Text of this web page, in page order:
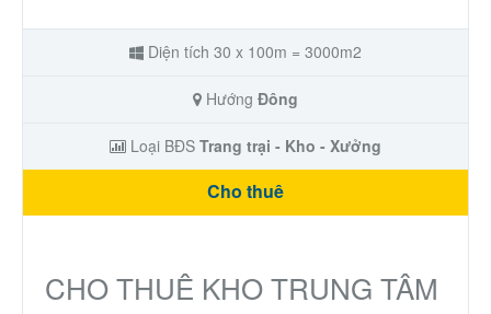
Ecocity Premia
Diện tích 30 x 100m = 3000m2
Hướng Đông
Loại BĐS Trang trại - Kho - Xưởng
Cho thuê
CHO THUÊ KHO TRUNG TÂM